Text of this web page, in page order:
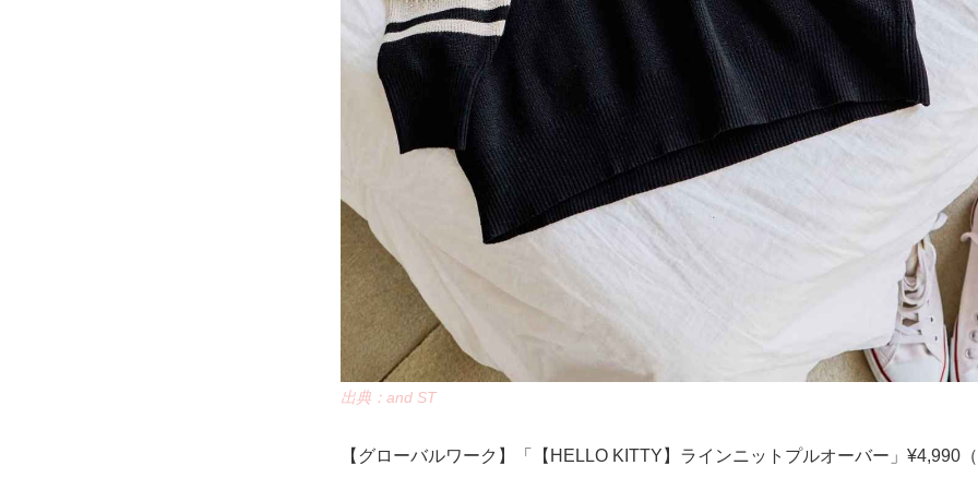
出典：and ST
【グローバルワーク】「【HELLO KITTY】ラインニットプルオーバー」¥4,990